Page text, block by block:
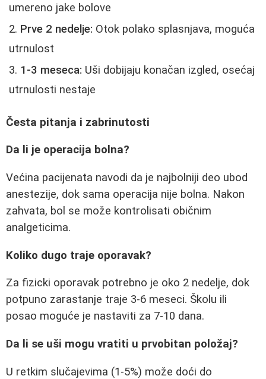
umereno jake bolove
Prve 2 nedelje: Otok polako splasnjava, moguća
utrnulost
1-3 meseca: Uši dobijaju konačan izgled, osećaj
utrnulosti nestaje
Česta pitanja i zabrinutosti
Da li je operacija bolna?
Većina pacijenata navodi da je najbolniji deo ubod
anestezije, dok sama operacija nije bolna. Nakon
zahvata, bol se može kontrolisati običnim
analgeticima.
Koliko dugo traje oporavak?
Za fizicki oporavak potrebno je oko 2 nedelje, dok
potpuno zarastanje traje 3-6 meseci. Školu ili
posao moguće je nastaviti za 7-10 dana.
Da li se uši mogu vratiti u prvobitan položaj?
U retkim slučajevima (1-5%) može doći do